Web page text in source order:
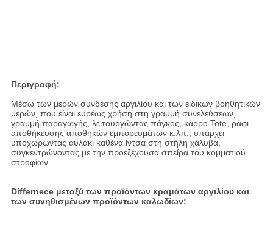
Περιγραφή:
Μέσω των μερών σύνδεσης αργιλίου και των ειδικών βοηθητικών
μερών, που είναι ευρέως χρήση στη γραμμή συνελεύσεων,
γραμμή παραγωγής, λειτουργώντας πάγκος, κάρρο Tote, ράφι
αποθήκευσης αποθηκών εμπορευμάτων κ.λπ., υπάρχει
υποχωρώντας αυλάκι καθένα ίντσα στη στήλη χάλυβα,
συγκεντρώνοντας με την προεξέχουσα σπείρα του κομματιού
στροφίων.
Differnece μεταξύ των προϊόντων κραμάτων αργιλίου και
των συνηθισμένων προϊόντων καλωδίων: